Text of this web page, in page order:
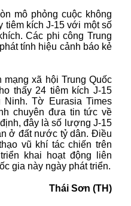
mô phỏng cuộc không
tiêm kích J-15với một số
Các phi công Trung
tính hiệu cảnh báo kẻ
mạng xã hội Trung Quốc
thấy 24 tiêm kích J-15
Ninh. Tờ Eurasia Times
chuyên đưa tin tức về
đây là số lượng J-15
ở đất nước tỷ dân. Điều
vũ khí tác chiến trên
khai hoạt động liên
gia này ngày phát triển.
Thái Sơn (TH)